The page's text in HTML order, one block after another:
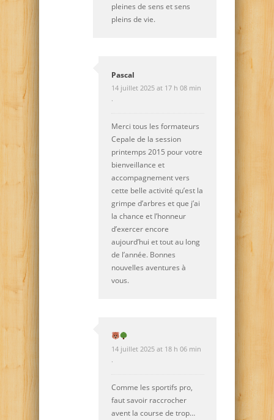
pleines de sens et sens
pleins de vie.
Pascal
14 juillet 2025 at 17 h 08 min
·
Merci tous les formateurs
Cepale de la session
printemps 2015 pour votre
bienveillance et
accompagnement vers
cette belle activité qu’est la
grimpe d’arbres et que j’ai
la chance et l’honneur
d’exercer encore
aujourd’hui et tout au long
de l’année. Bonnes
nouvelles aventures à
vous.
14 juillet 2025 at 18 h 06 min
·
Comme les sportifs pro,
faut savoir raccrocher
avent la course de trop…